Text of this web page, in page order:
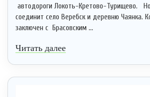
автодороги Локоть-Кретово-Турищево.
соединит село Веребск и деревню Чаянка.
заключен с Брасовским ...
Читать далее